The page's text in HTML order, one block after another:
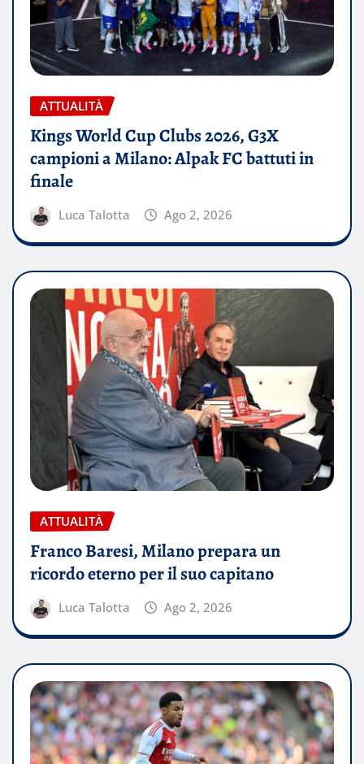
ATTUALITÀ
Kings World Cup Clubs 2026, G3X
campioni a Milano: Alpak FC battuti in
finale
Luca Talotta Ago 2, 2026
ATTUALITÀ
Franco Baresi, Milano prepara un
ricordo eterno per il suo capitano
Luca Talotta Ago 2, 2026